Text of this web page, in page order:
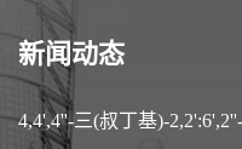
新闻动态
4,4',4''-三(叔丁基)-